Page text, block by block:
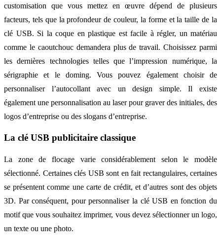
customisation que vous mettez en œuvre dépend de plusieurs
facteurs, tels que la profondeur de couleur, la forme et la taille de la
clé USB. Si la coque en plastique est facile à régler, un matériau
comme le caoutchouc demandera plus de travail. Choisissez parmi
les dernières technologies telles que l’impression numérique, la
sérigraphie et le doming. Vous pouvez également choisir de
personnaliser l’autocollant avec un design simple. Il existe
également une personnalisation au laser pour graver des initiales, des
logos d’entreprise ou des slogans d’entreprise.
La clé USB publicitaire classique
La zone de flocage varie considérablement selon le modèle
sélectionné. Certaines clés USB sont en fait rectangulaires, certaines
se présentent comme une carte de crédit, et d’autres sont des objets
3D. Par conséquent, pour personnaliser la clé USB en fonction du
motif que vous souhaitez imprimer, vous devez sélectionner un logo,
un texte ou une photo.